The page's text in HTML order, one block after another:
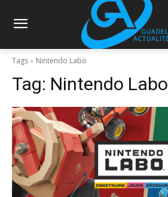
Tags Nintendo Labo
Tag: Nintendo Labo